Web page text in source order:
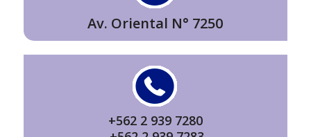
Av. Oriental N° 7250
+562 2 939 7280